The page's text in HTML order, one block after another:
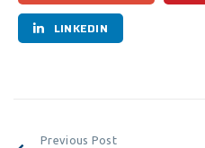
LINKEDIN
Previous Post